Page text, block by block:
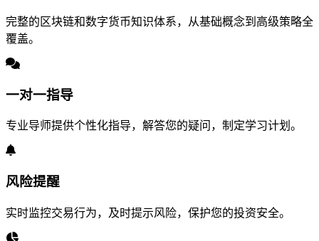
完整的区块链和数字货币知识体系，从基础概念到高级策略全
覆盖。
一对一指导
专业导师提供个性化指导，解答您的疑问，制定学习计划。
风险提醒
实时监控交易行为，及时提示风险，保护您的投资安全。